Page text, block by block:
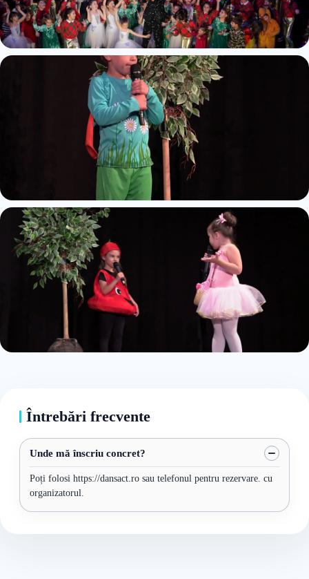
Întrebări frecvente
Unde mă înscriu concret?
Poți folosi https://dansact.ro sau telefonul pentru rezervare. cu
organizatorul.